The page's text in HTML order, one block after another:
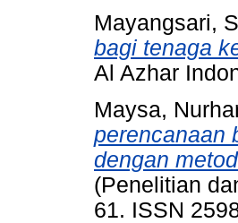
Mayangsari,
bagi tenaga
Al Azhar
Maysa,
perencanaan
dengan
(Penelitian
61. ISSN